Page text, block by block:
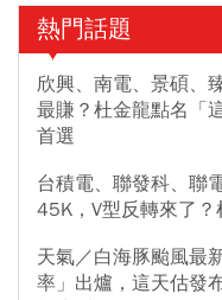
熱門話題
欣興、南電、景碩、
最賺？杜金龍點名「
首選
台積電、聯發科、聯
45K，V型反轉來了？
天氣／白海豚颱風最
率」出爐，這天估發